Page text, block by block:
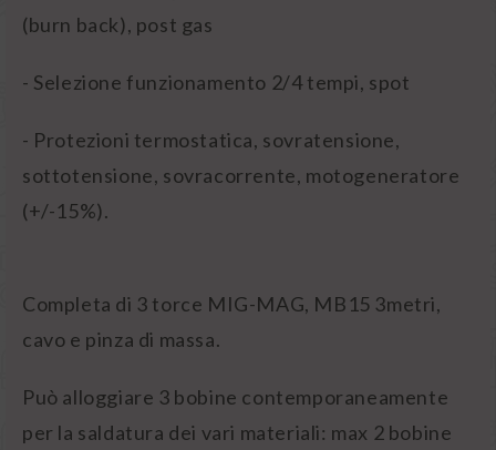
(burn back), post gas
- Selezione funzionamento 2/4 tempi, spot
- Protezioni termostatica, sovratensione,
sottotensione, sovracorrente, motogeneratore
(+/-15%).
Completa di 3 torce MIG-MAG, MB15 3metri,
cavo e pinza di massa.
Può alloggiare 3 bobine contemporaneamente
per la saldatura dei vari materiali: max 2 bobine